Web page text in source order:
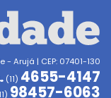
Arujá | CEP: 07401-130
(11) 4655-4147
98457-6063